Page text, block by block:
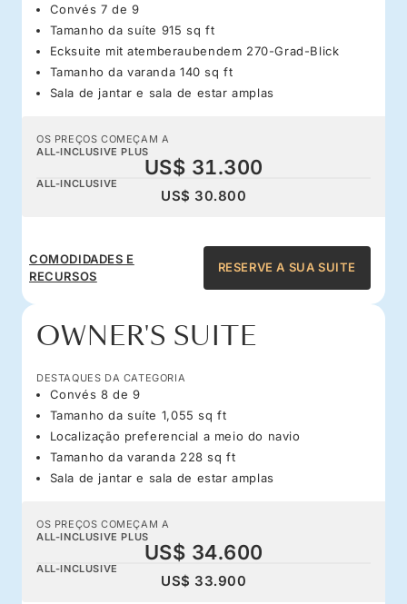
Convés 7 de 9
Tamanho da suíte 915 sq ft
Ecksuite mit atemberaubendem 270-Grad-Blick
Tamanho da varanda 140 sq ft
Sala de jantar e sala de estar amplas
OS PREÇOS COMEÇAM A
ALL-INCLUSIVE PLUS
US$ 31.300
ALL-INCLUSIVE
US$ 30.800
COMODIDADES E
RECURSOS
RESERVE A SUA SUITE
OWNER'S SUITE
DESTAQUES DA CATEGORIA
Convés 8 de 9
Tamanho da suíte 1,055 sq ft
Localização preferencial a meio do navio
Tamanho da varanda 228 sq ft
Sala de jantar e sala de estar amplas
OS PREÇOS COMEÇAM A
ALL-INCLUSIVE PLUS
US$ 34.600
ALL-INCLUSIVE
US$ 33.900